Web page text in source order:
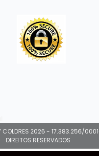
COLDRES 2026 - 17.383.256/
DIREITOS RESERVADOS